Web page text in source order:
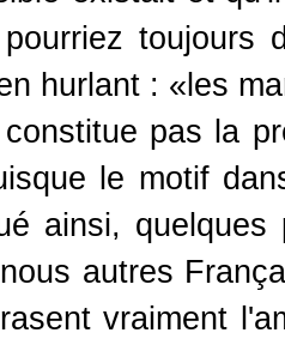
hurlant : «les
pas la
le motif
ainsi,
autres
vraiment